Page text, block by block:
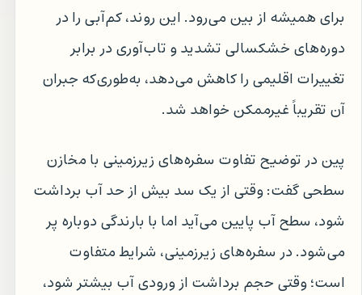
برای همیشه از بین می‌رود. این روند، کم‌آبی را در
دوره‌های خشکسالی تشدید و تاب‌آوری در برابر
تغییرات اقلیمی را کاهش می‌دهد، به‌طوری‌که جبران
آن تقریباً غیرممکن خواهد شد.
پین در توضیح تفاوت سفره‌های زیرزمینی با مخازن
سطحی گفت: وقتی از یک سد بیش از حد آب برداشت
شود، سطح آب پایین می‌آید اما با بارندگی دوباره پر
می‌شود. در سفره‌های زیرزمینی، شرایط متفاوت
است؛ وقتی حجم برداشت از ورودی آب بیشتر شود،